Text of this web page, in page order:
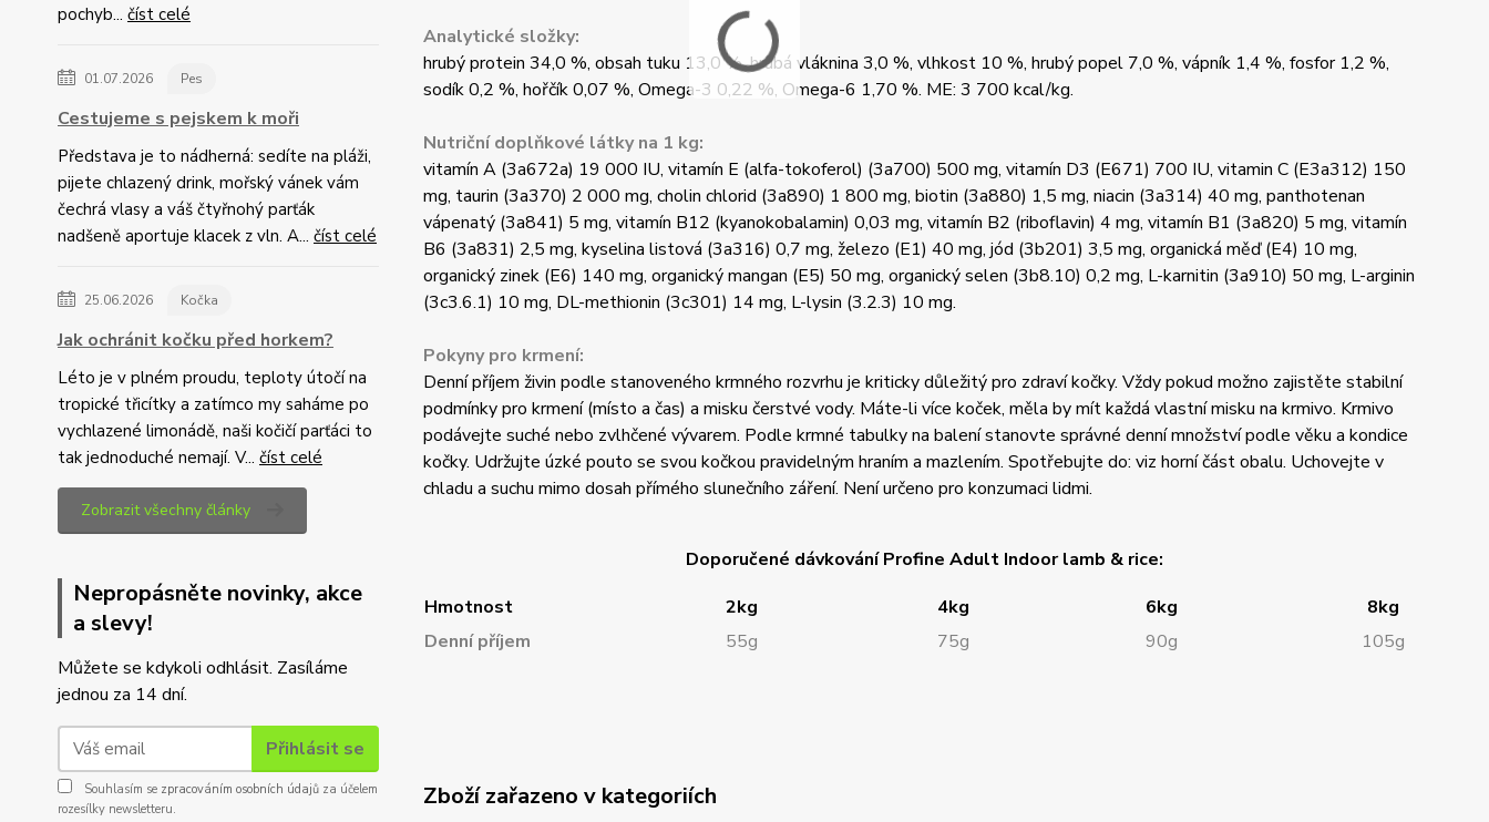
pochyb... číst celé
01.07.2026 Pes
Cestujeme s pejskem k moři
Představa je to nádherná: sedíte na pláži,
pijete chlazený drink, mořský vánek vám
čechrá vlasy a váš čtyřnohý parťák
nadšeně aportuje klacek z vln. A... číst celé
25.06.2026 Kočka
Jak ochránit kočku před horkem?
Léto je v plném proudu, teploty útočí na
tropické třicítky a zatímco my saháme po
vychlazené limonádě, naši kočičí parťáci to
tak jednoduché nemají. V... číst celé
Zobrazit všechny články
Nepropásněte novinky, akce
a slevy!
Můžete se kdykoli odhlásit. Zasíláme
jednou za 14 dní.
Přihlásit se
Souhlasím se zpracováním osobních údajů za účelem
rozesílky newsletteru.
Analytické složky:
hrubý protein 34,0 %, obsah tuku 13,0 %, hrubá vláknina 3,0 %, vlhkost 10 %, hrubý popel 7,0 %, vápník 1,4 %, fosfor 1,2 %,
sodík 0,2 %, hořčík 0,07 %, Omega-3 0,22 %, Omega-6 1,70 %. ME: 3 700 kcal/kg.
Nutriční doplňkové látky na 1 kg:
vitamín A (3a672a) 19 000 IU, vitamín E (alfa-tokoferol) (3a700) 500 mg, vitamín D3 (E671) 700 IU, vitamin C (E3a312) 150
mg, taurin (3a370) 2 000 mg, cholin chlorid (3a890) 1 800 mg, biotin (3a880) 1,5 mg, niacin (3a314) 40 mg, panthotenan
vápenatý (3a841) 5 mg, vitamín B12 (kyanokobalamin) 0,03 mg, vitamín B2 (riboflavin) 4 mg, vitamín B1 (3a820) 5 mg, vitamín
B6 (3a831) 2,5 mg, kyselina listová (3a316) 0,7 mg, železo (E1) 40 mg, jód (3b201) 3,5 mg, organická měď (E4) 10 mg,
organický zinek (E6) 140 mg, organický mangan (E5) 50 mg, organický selen (3b8.10) 0,2 mg, L-karnitin (3a910) 50 mg, L-arginin
(3c3.6.1) 10 mg, DL-methionin (3c301) 14 mg, L-lysin (3.2.3) 10 mg.
Pokyny pro krmení:
Denní příjem živin podle stanoveného krmného rozvrhu je kriticky důležitý pro zdraví kočky. Vždy pokud možno zajistěte stabilní
podmínky pro krmení (místo a čas) a misku čerstvé vody. Máte-li více koček, měla by mít každá vlastní misku na krmivo. Krmivo
podávejte suché nebo zvlhčené vývarem. Podle krmné tabulky na balení stanovte správné denní množství podle věku a kondice
kočky. Udržujte úzké pouto se svou kočkou pravidelným hraním a mazlením. Spotřebujte do: viz horní část obalu. Uchovejte v
chladu a suchu mimo dosah přímého slunečního záření. Není určeno pro konzumaci lidmi.
Doporučené dávkování Profine Adult Indoor lamb & rice:
Hmotnost
2kg 4kg 6kg
8kg
Denní příjem
55g 75g 90g 105g
Zboží zařazeno v kategoriích